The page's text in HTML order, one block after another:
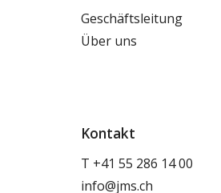
Geschäftsleitung
Über uns
Kontakt
T +41 55 286 14 00
info@jms.ch